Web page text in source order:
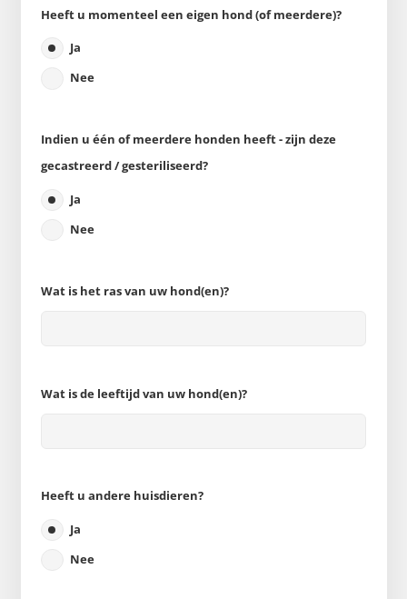
Heeft u momenteel een eigen hond (of meerdere)?
Ja
Nee
Indien u één of meerdere honden heeft - zijn deze
gecastreerd / gesteriliseerd?
Ja
Nee
Wat is het ras van uw hond(en)?
Wat is de leeftijd van uw hond(en)?
Heeft u andere huisdieren?
Ja
Nee